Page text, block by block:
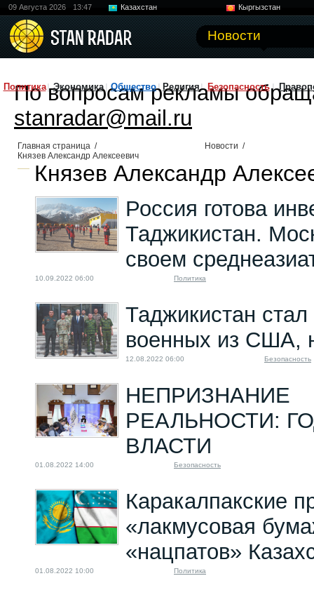
09 Августа 2026 13:47 Казахстан
Кыргызстан
Новости
Политика Экономика Общество Религия Безопасность
По вопросам рекламы
stanradar@mail.ru
Главная страница / Новости /
Князев Александр Алексеевич
Князев Александр
Россия готова
Таджикистан.
своем
10.09.2022 06:00 Политика
Таджикистан
военных из США,
12.08.2022 06:00 Безопасность
НЕПРИЗНАНИЕ
РЕАЛЬНОСТИ:
ВЛАСТИ
01.08.2022 14:00 Безопасность
Каракалпакские
«лакмусовая
«нацпатов»
01.08.2022 10:00 Политика